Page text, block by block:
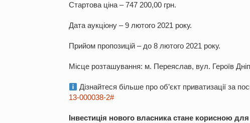
Стартова ціна – 747 200,00 грн.
Дата аукціону – 9 лютого 2021 року.
Прийом пропозицій – до 8 лютого 2021 року.
Місце розташування: м. Переяслав, вул. Героїв
Дізнайтеся більше про об’єкт приватизації за
13-000038-2#
Інвестиція нового власника стане корисною